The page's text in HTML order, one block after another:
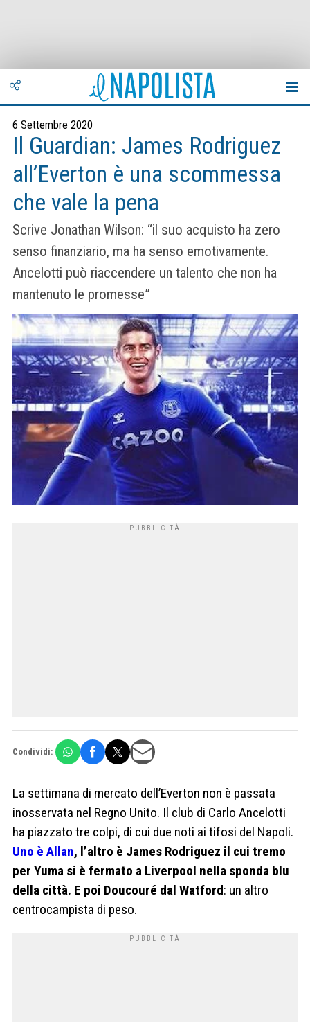
6 Settembre 2020
Il Guardian: James Rodriguez
all’Everton è una scommessa
che vale la pena
Scrive Jonathan Wilson: “il suo acquisto ha zero
senso finanziario, ma ha senso emotivamente.
Ancelotti può riaccendere un talento che non ha
mantenuto le promesse”
Condividi:
La settimana di mercato dell’Everton non è passata
inosservata nel Regno Unito. Il club di Carlo Ancelotti
ha piazzato tre colpi, di cui due noti ai tifosi del Napoli.
Uno è Allan, l’altro è James Rodriguez il cui tremo
per Yuma si è fermato a Liverpool nella sponda blu
della città. E poi Doucouré dal Watford: un altro
centrocampista di peso.